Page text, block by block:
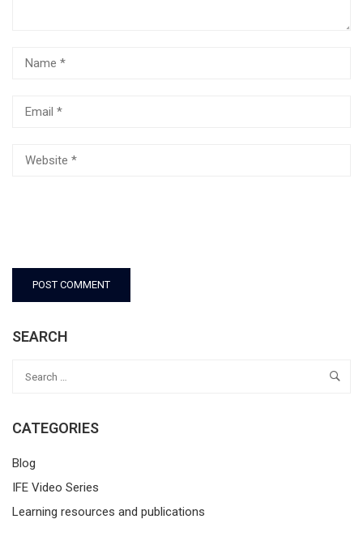
SEARCH
CATEGORIES
Blog
IFE Video Series
Learning resources and publications